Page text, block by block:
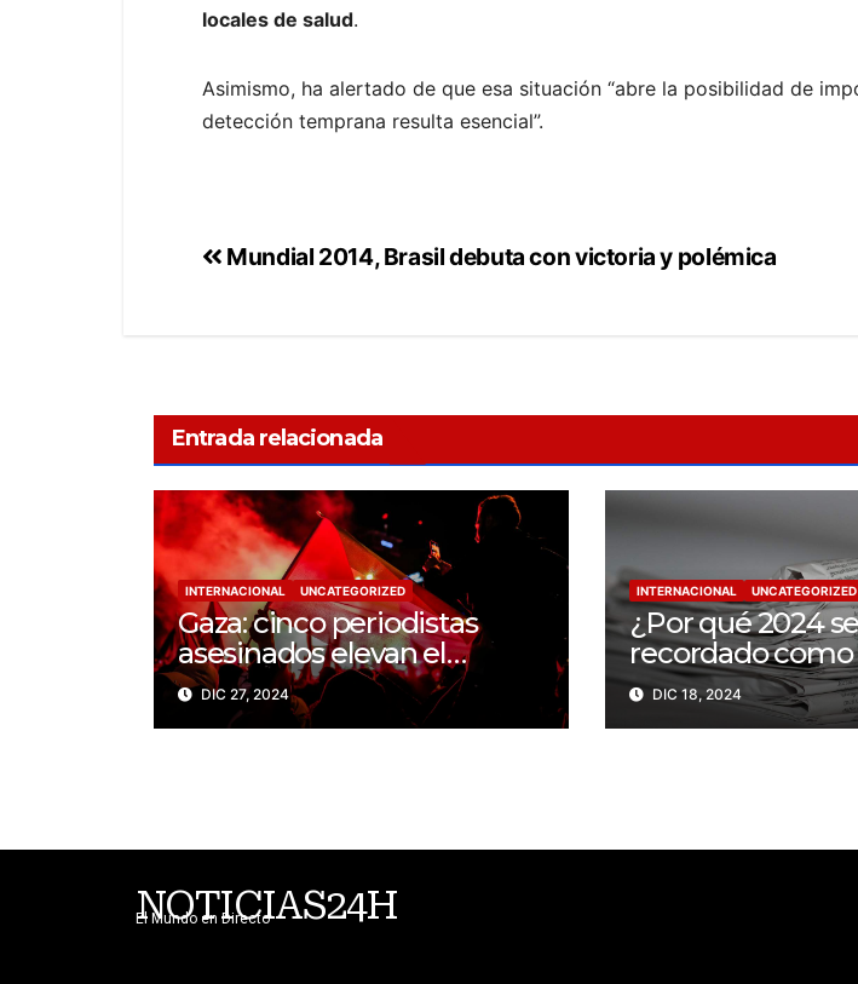
locales de salud.
Asimismo, ha alertado de que esa situación “abre la posibilidad de
detección temprana resulta esencial”.
Mundial 2014, Brasil debuta con victoria y polémica
Entrada relacionada
INTERNACIONAL UNCATEGORIZED
Gaza: cinco periodistas
asesinados elevan el
balance a 200 trabajadores
de la prensa muertos en
DIC 27, 2024
INTERNACIONAL UNCATEGORIZED
¿Por qué 2024
recordado como
trágico para la
prensa? Un
DIC 18, 2024
NOTICIAS24H
El Mundo en Directo